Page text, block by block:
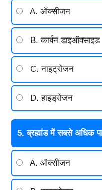
A. ऑक्सीजन
B. कार्बन डाइऑक्साइड
C. नाइट्रोजन
D. हाइड्रोजन
5. ब्रह्मांड में सबसे अधिक
A. ऑक्सीजन